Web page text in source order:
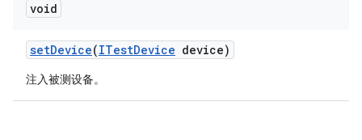
void
setDevice(ITestDevice device)
注入被测设备。